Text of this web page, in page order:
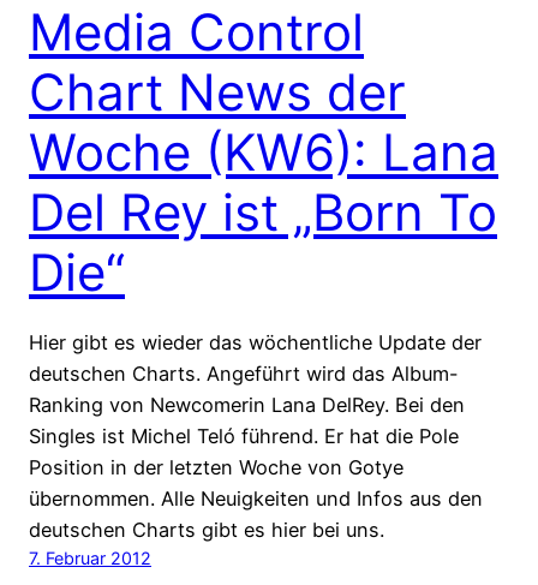
Media Control
Chart News der
Woche (KW6): Lana
Del Rey ist „Born To
Die“
Hier gibt es wieder das wöchentliche Update der
deutschen Charts. Angeführt wird das Album-
Ranking von Newcomerin Lana DelRey. Bei den
Singles ist Michel Teló führend. Er hat die Pole
Position in der letzten Woche von Gotye
übernommen. Alle Neuigkeiten und Infos aus den
deutschen Charts gibt es hier bei uns.
7. Februar 2012